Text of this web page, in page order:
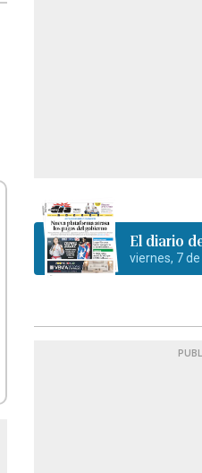
El diario
viernes, 7